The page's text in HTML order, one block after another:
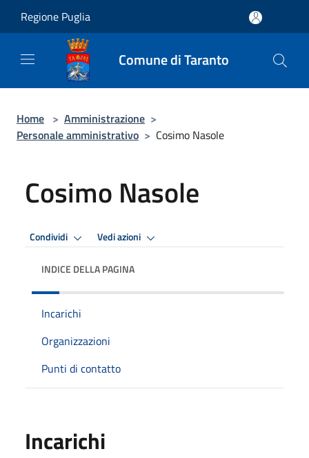
Regione Puglia
Comune di Taranto
Home > Amministrazione >
Personale amministrativo > Cosimo Nasole
Cosimo Nasole
Condividi Vedi azioni
INDICE DELLA PAGINA
Incarichi
Organizzazioni
Punti di contatto
Incarichi